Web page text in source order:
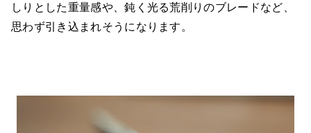
しりとした重量感や、鈍く光る荒削りのブレードなど、
思わず引き込まれそうになります。